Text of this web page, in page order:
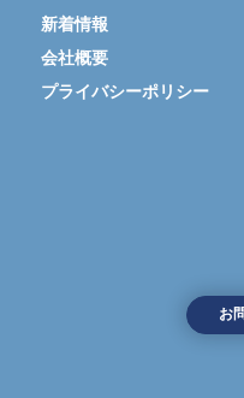
新着情報
会社概要
プライバシーポリシー
お